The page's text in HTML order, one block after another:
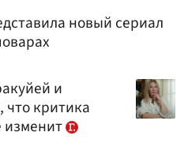
новый сериал
и
что критика
изменит